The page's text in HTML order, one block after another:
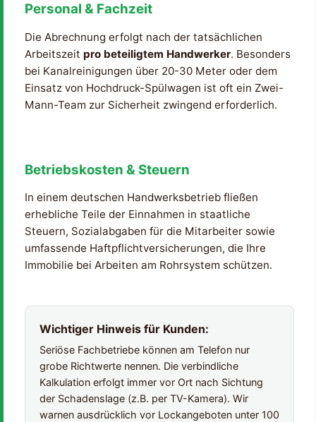
Personal & Fachzeit
Die Abrechnung erfolgt nach der tatsächlichen
Arbeitszeit pro beteiligtem Handwerker. Besonders
bei Kanalreinigungen über 20-30 Meter oder dem
Einsatz von Hochdruck-Spülwagen ist oft ein Zwei-
Mann-Team zur Sicherheit zwingend erforderlich.
Betriebskosten & Steuern
In einem deutschen Handwerksbetrieb fließen
erhebliche Teile der Einnahmen in staatliche
Steuern, Sozialabgaben für die Mitarbeiter sowie
umfassende Haftpflichtversicherungen, die Ihre
Immobilie bei Arbeiten am Rohrsystem schützen.
Wichtiger Hinweis für Kunden:
Seriöse Fachbetriebe können am Telefon nur
grobe Richtwerte nennen. Die verbindliche
Kalkulation erfolgt immer vor Ort nach Sichtung
der Schadenslage (z.B. per TV-Kamera). Wir
warnen ausdrücklich vor Lockangeboten unter 100